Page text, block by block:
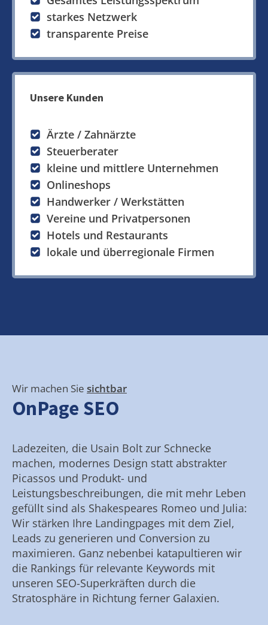
starkes Netzwerk
transparente Preise
Unsere Kunden
Ärzte / Zahnärzte
Steuerberater
kleine und mittlere Unternehmen
Onlineshops
Handwerker / Werkstätten
Vereine und Privatpersonen
Hotels und Restaurants
lokale und überregionale Firmen
Wir machen Sie sichtbar
OnPage SEO
Ladezeiten, die Usain Bolt zur Schnecke
machen, modernes Design statt abstrakter
Picassos und Produkt- und
Leistungsbeschreibungen, die mit mehr Leben
gefüllt sind als Shakespeares Romeo und Julia:
Wir stärken Ihre Landingpages mit dem Ziel,
Leads zu generieren und Conversion zu
maximieren. Ganz nebenbei katapultieren wir
die Rankings für relevante Keywords mit
unseren SEO-Superkräften durch die
Stratosphäre in Richtung ferner Galaxien.